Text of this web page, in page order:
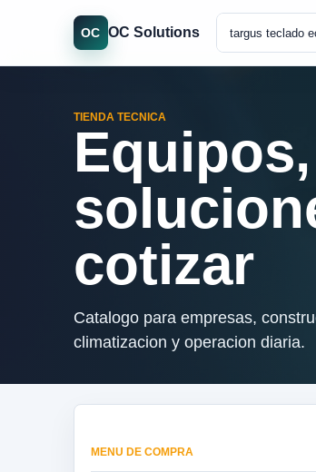
OC OC Solutions
TIENDA TECNICA
cotizar
Catalogo para empresas,
climatizacion y operacion diaria.
MENU DE COMPRA